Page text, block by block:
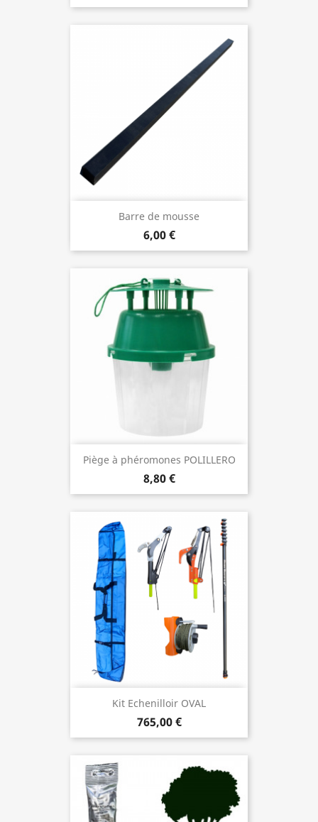
Barre de mousse
6,00 €
Piège à phéromones POLILLERO
8,80 €
Kit Echenilloir OVAL
765,00 €